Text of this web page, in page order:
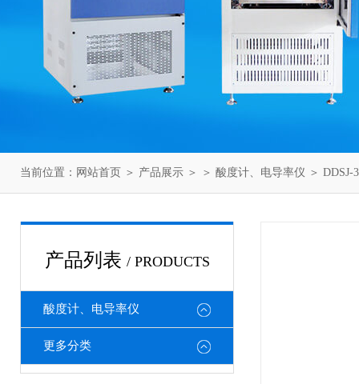
当前位置： 网站首页 ＞ 产品展示 ＞ ＞ 酸度计、电导率仪 ＞
产品列表 / PRODUCTS
酸度计、电导率仪
更多分类